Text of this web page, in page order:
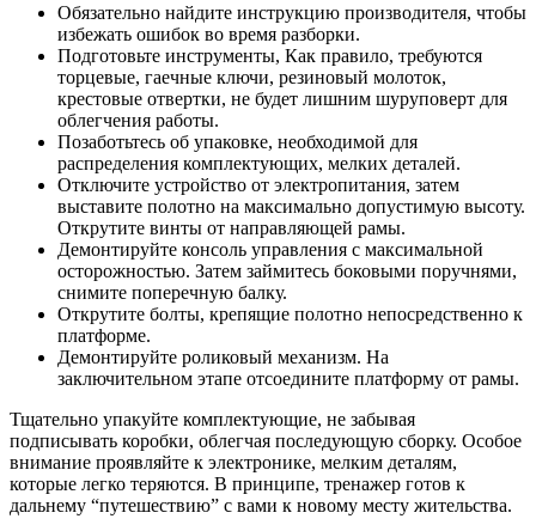
Обязательно найдите инструкцию производителя, чтобы
избежать ошибок во время разборки.
Подготовьте инструменты, Как правило, требуются
торцевые, гаечные ключи, резиновый молоток,
крестовые отвертки, не будет лишним шуруповерт для
облегчения работы.
Позаботьтесь об упаковке, необходимой для
распределения комплектующих, мелких деталей.
Отключите устройство от электропитания, затем
выставите полотно на максимально допустимую высоту.
Открутите винты от направляющей рамы.
Демонтируйте консоль управления с максимальной
осторожностью. Затем займитесь боковыми поручнями,
снимите поперечную балку.
Открутите болты, крепящие полотно непосредственно к
платформе.
Демонтируйте роликовый механизм. На
заключительном этапе отсоедините платформу от рамы.
Тщательно упакуйте комплектующие, не забывая
подписывать коробки, облегчая последующую сборку. Особое
внимание проявляйте к электронике, мелким деталям,
которые легко теряются. В принципе, тренажер готов к
дальнему “путешествию” с вами к новому месту жительства.